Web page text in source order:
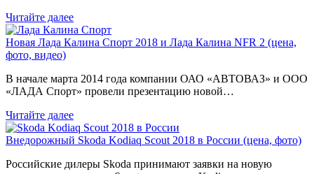
Читайте далее
Новая Лада Калина Спорт 2018 и Лада Калина NFR 2 (цена,
фото, видео)
В начале марта 2014 года компании ОАО «АВТОВАЗ» и ООО
«ЛАДА Спорт» провели презентацию новой…
Читайте далее
Внедорожный Skoda Kodiaq Scout 2018 в России (цена, фото)
Российские дилеры Skoda принимают заявки на новую